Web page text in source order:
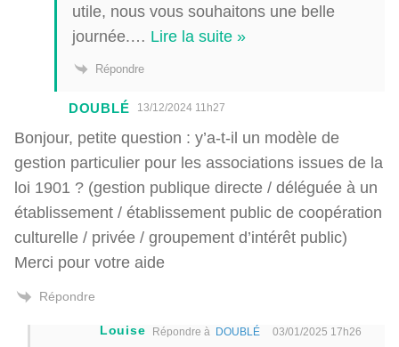
utile, nous vous souhaitons une belle
journée.… Lire la suite »
Répondre
DOUBLÉ 13/12/2024 11h27
Bonjour, petite question : y’a-t-il un modèle de
gestion particulier pour les associations issues de la
loi 1901 ? (gestion publique directe / déléguée à un
établissement / établissement public de coopération
culturelle / privée / groupement d’intérêt public)
Merci pour votre aide
Répondre
Louise Répondre à DOUBLÉ 03/01/2025 17h26